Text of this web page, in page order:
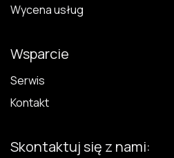
Wycena usług
Wsparcie
Serwis
Kontakt
Skontaktuj się z nami: